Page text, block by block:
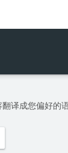
译成您偏好的